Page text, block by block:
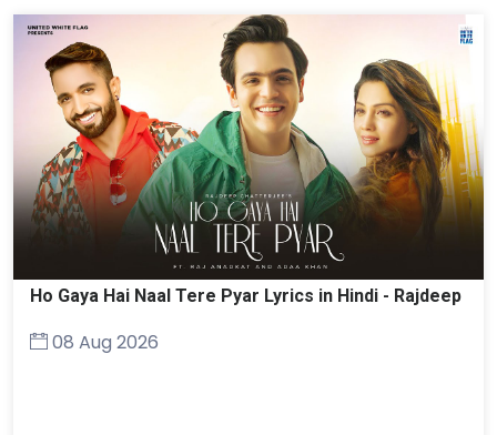
Ho Gaya Hai Naal Tere Pyar Lyrics in Hindi - Rajdeep
08 Aug 2026